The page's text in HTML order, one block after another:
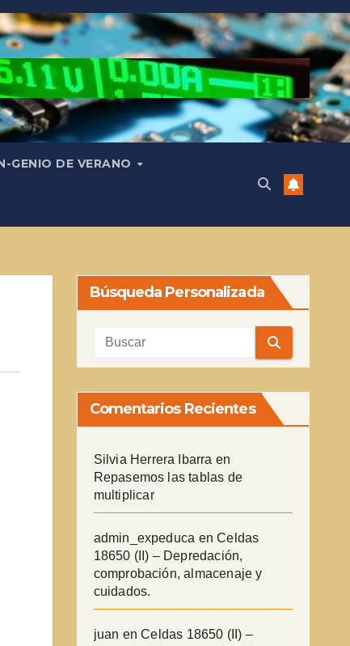
GENIO DE VERANO
Búsqueda Personalizada
Comentarios Recientes
Silvia Herrera Ibarra en
Repasemos las tablas de
multiplicar
admin_expeduca enCeldas
18650 (II) – Depredación,
comprobación, almacenaje y
cuidados.
juan enCeldas 18650 (II) –